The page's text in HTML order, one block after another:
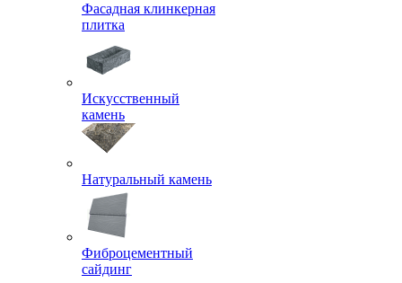
Фасадная клинкерная
плитка
Искусственный
камень
Натуральный камень
Фиброцементный
сайдинг